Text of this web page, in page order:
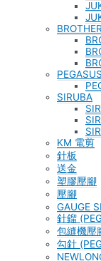
BROTHER
PEGASUS
SIRUBA
KM 電剪
針板
送金
塑膠壓腳
壓腳
GAUGE
針鎦
包縫機壓
勾針